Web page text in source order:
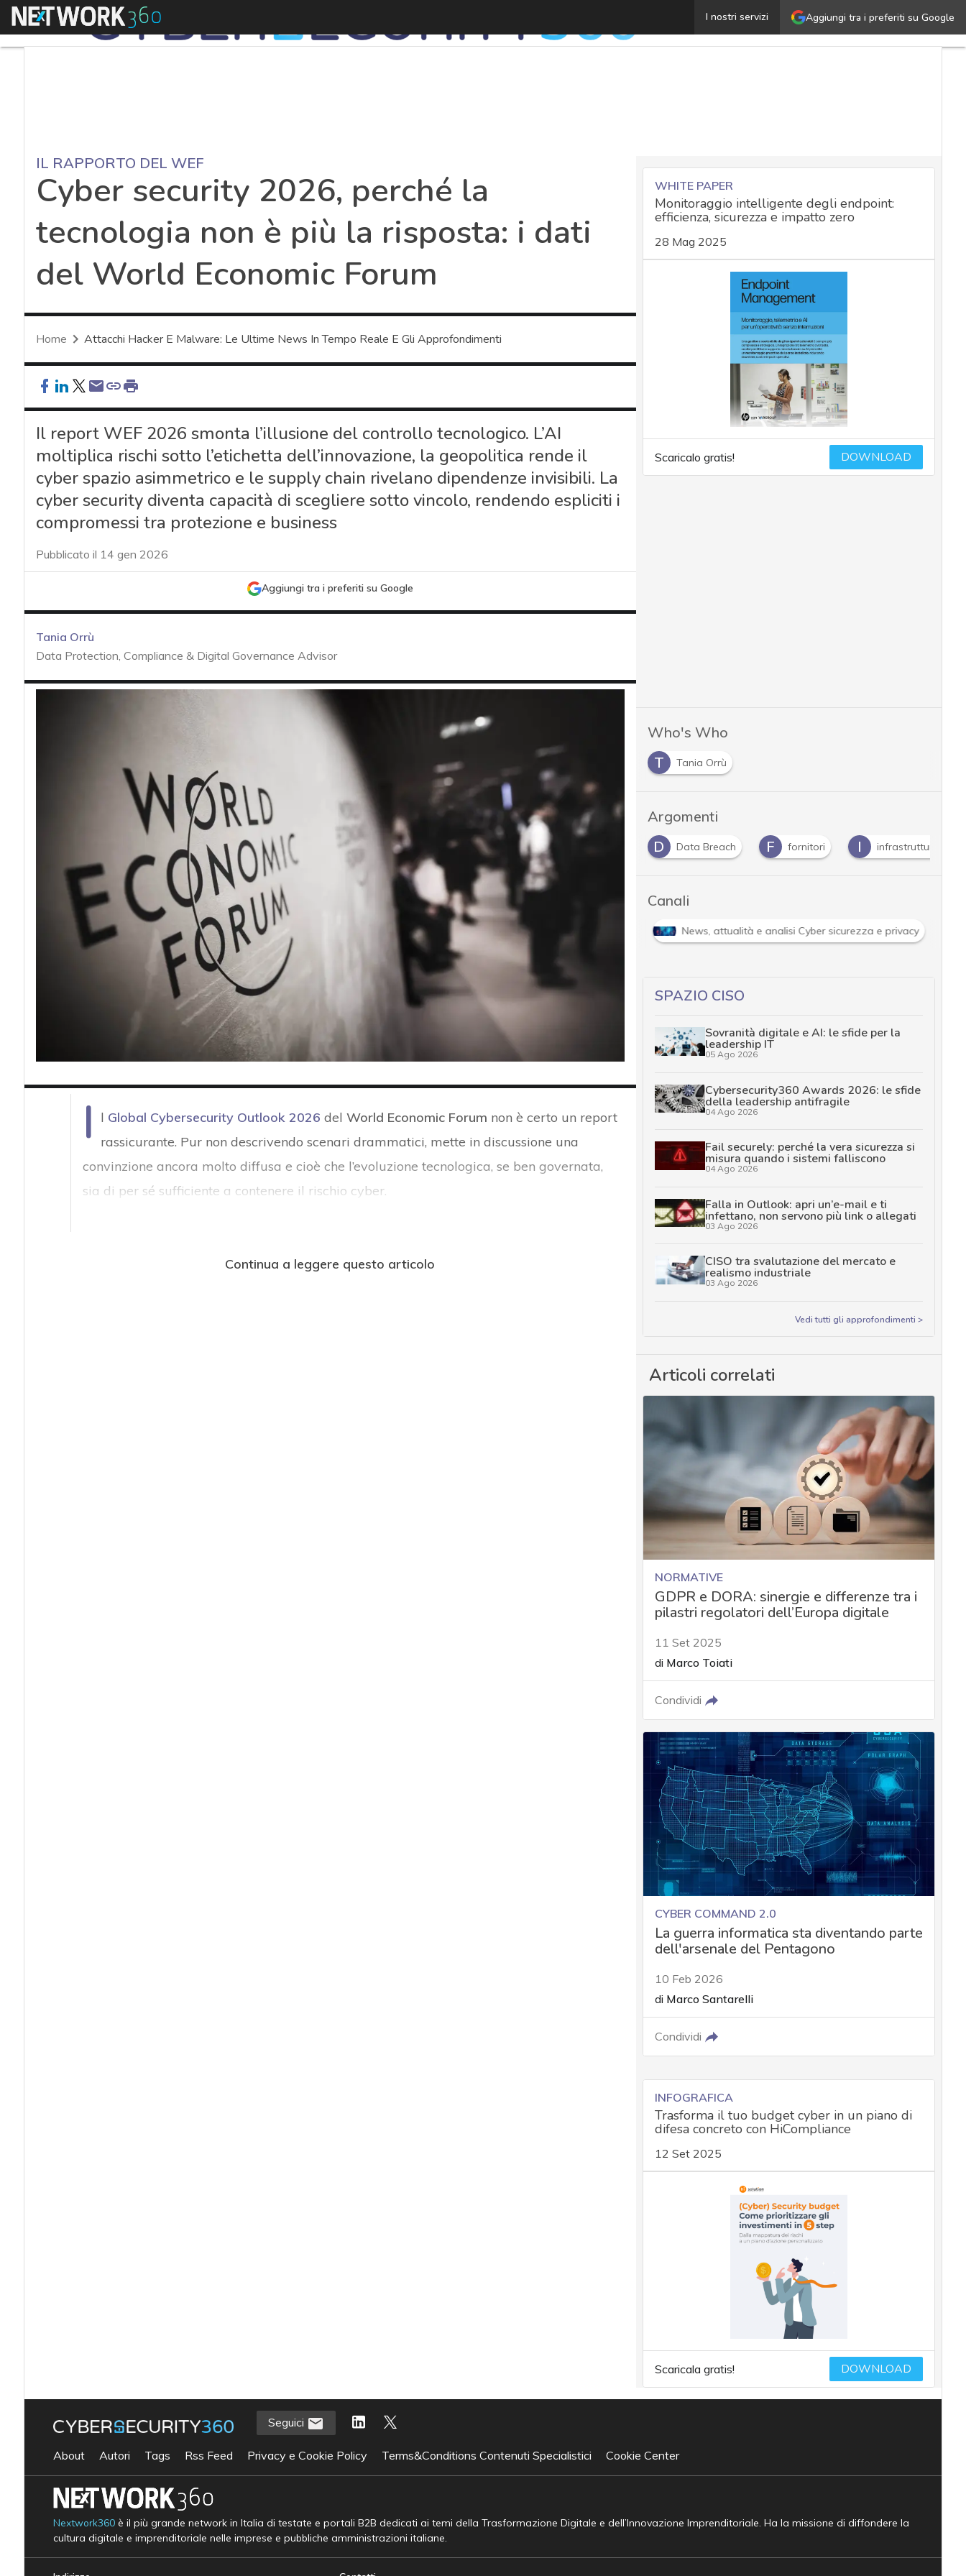
Aggiungi tra i preferiti su Google
I nostri servizi
Menu Cyber security 2026, perché la tecnologia non è più
IL RAPPORTO DEL WEF
Cyber security 2026, perché la
tecnologia non è più la risposta: i dati
del World Economic Forum
Home Attacchi Hacker E Malware: Le Ultime News In Tempo Reale E Gli Approfondimenti
Il report WEF 2026 smonta l’illusione del controllo tecnologico. L’AI
moltiplica rischi sotto l’etichetta dell’innovazione, la geopolitica rende il
cyber spazio asimmetrico e le supply chain rivelano dipendenze invisibili. La
cyber security diventa capacità di scegliere sotto vincolo, rendendo espliciti i
compromessi tra protezione e business
Pubblicato il 14 gen 2026
Aggiungi tra i preferiti su Google
Tania Orrù
Data Protection, Compliance & Digital Governance Advisor
I l Global Cybersecurity Outlook 2026 del World Economic Forum non è certo un report
rassicurante. Pur non descrivendo scenari drammatici, mette in discussione una
convinzione ancora molto diffusa e cioè che l’evoluzione tecnologica, se ben governata,
sia di per sé sufficiente a contenere il rischio cyber.
Continua a leggere questo articolo
WHITE PAPER
Monitoraggio intelligente degli endpoint:
efficienza, sicurezza e impatto zero
28 Mag 2025
Scaricalo gratis! DOWNLOAD
Who's Who
T
Tania Orrù
Argomenti
D Data Breach F fornitori I infrastrutture
Canali
Attacchi hacker e Malware: le ultime news in tempo reale e gli approfondimenti News, attualità e analisi Cyber sicurezza e privacy
SPAZIO CISO
Sovranità digitale e AI: le sfide per la
leadership IT
05 Ago 2026
Cybersecurity360 Awards 2026: le sfide
della leadership antifragile
04 Ago 2026
Fail securely: perché la vera sicurezza si
misura quando i sistemi falliscono
04 Ago 2026
Falla in Outlook: apri un’e-mail e ti
infettano, non servono più link o allegati
03 Ago 2026
CISO tra svalutazione del mercato e
realismo industriale
03 Ago 2026
Vedi tutti gli approfondimenti >
Articoli correlati
NORMATIVE
GDPR e DORA: sinergie e differenze tra i
pilastri regolatori dell’Europa digitale
11 Set 2025
di Marco Toiati
Condividi
CYBER COMMAND 2.0
La guerra informatica sta diventando parte
dell'arsenale del Pentagono
10 Feb 2026
di Marco Santarelli
Condividi
INFOGRAFICA
Trasforma il tuo budget cyber in un piano di
difesa concreto con HiCompliance
12 Set 2025
Scaricala gratis! DOWNLOAD
Seguici
About Autori Tags Rss Feed Privacy e Cookie Policy Terms&Conditions Contenuti Specialistici Cookie Center
Nextwork360è il più grande network in Italia di testate e portali B2B dedicati ai temi della Trasformazione Digitale e dell’Innovazione Imprenditoriale. Ha la missione di diffondere la
cultura digitale e imprenditoriale nelle imprese e pubbliche amministrazioni italiane.